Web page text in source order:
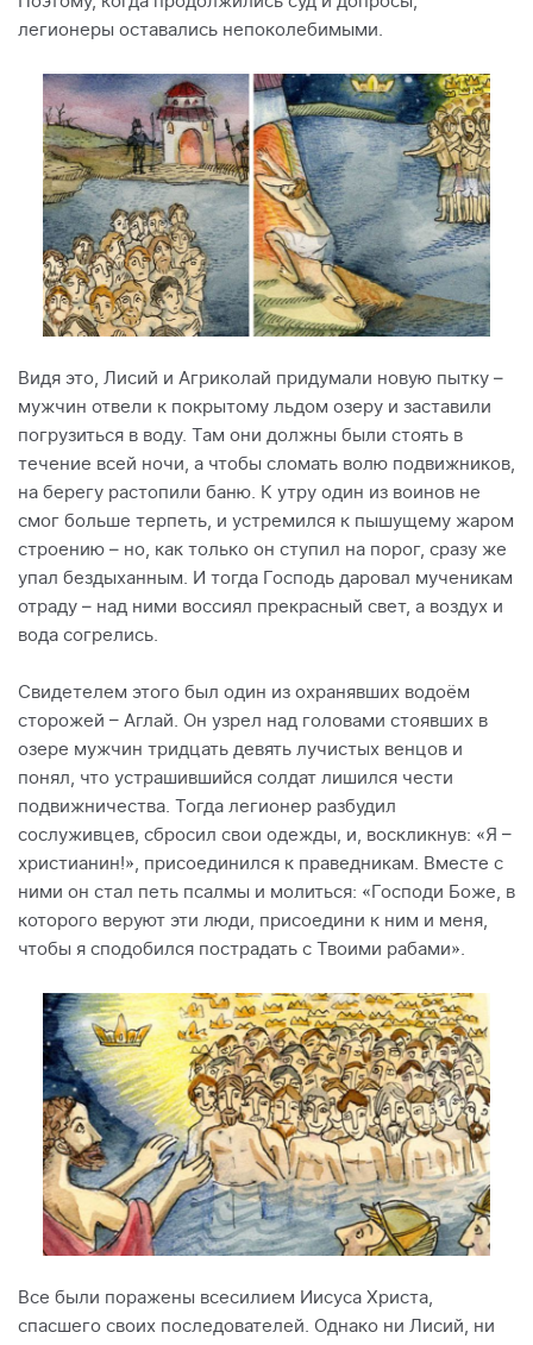
легионеры оставались непоколебимыми.
Видя это, Лисий и Агриколай придумали новую пытку –
мужчин отвели к покрытому льдом озеру и заставили
погрузиться в воду. Там они должны были стоять в
течение всей ночи, а чтобы сломать волю подвижников,
на берегу растопили баню. К утру один из воинов не
смог больше терпеть, и устремился к пышущему жаром
строению – но, как только он ступил на порог, сразу же
упал бездыханным. И тогда Господь даровал мученикам
отраду – над ними воссиял прекрасный свет, а воздух и
вода согрелись.
Свидетелем этого был один из охранявших водоём
сторожей – Аглай. Он узрел над головами стоявших в
озере мужчин тридцать девять лучистых венцов и
понял, что устрашившийся солдат лишился чести
подвижничества. Тогда легионер разбудил
сослуживцев, сбросил свои одежды, и, воскликнув: «Я –
христианин!», присоединился к праведникам. Вместе с
ними он стал петь псалмы и молиться: «Господи Боже, в
которого веруют эти люди, присоедини к ним и меня,
чтобы я сподобился пострадать с Твоими рабами».
Все были поражены всесилием Иисуса Христа,
спасшего своих последователей. Однако ни Лисий, ни